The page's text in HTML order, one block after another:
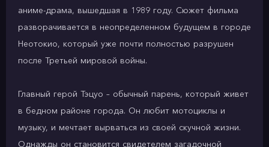
аниме-драма, вышедшая в 1989 году. Сюжет фильма
разворачивается в неопределенном будущем в городе
Неотокио, который уже почти полностью разрушен
после Третьей мировой войны.
Главный герой Тэцуо – обычный парень, который живет
в бедном районе города. Он любит мотоциклы и
музыку, и мечтает вырваться из своей скучной жизни.
Однажды он становится свидетелем загадочной